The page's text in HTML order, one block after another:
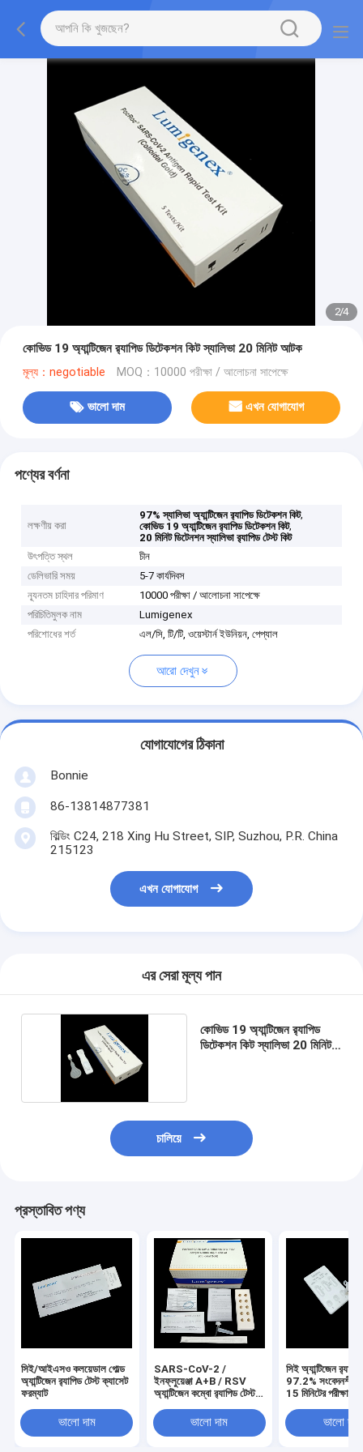
2/4
কোভিড 19 অ্যান্টিজেন র‍্যাপিড ডিটেকশন কিট স্যালিভা 20 মিনিট আটক
মূল্য：negotiable MOQ：10000 পরীক্ষা / আলোচনা সাপেক্ষে
ভালো দাম এখন যোগাযোগ
পণ্যের বর্ণনা
লক্ষণীয় করা
97% স্যালিভা অ্যান্টিজেন র‌্যাপিড ডিটেকশন কিট,
কোভিড 19 অ্যান্টিজেন র‌্যাপিড ডিটেকশন কিট,
20 মিনিট ডিটেনশন স্যালিভা র‌্যাপিড টেস্ট কিট
উৎপত্তি স্থল
চীন
ডেলিভারি সময়
5-7 কার্যদিবস
ন্যূনতম চাহিদার পরিমাণ
10000 পরীক্ষা / আলোচনা সাপেক্ষে
পরিচিতিমুলক নাম
Lumigenex
পরিশোধের শর্ত
এল/সি, টি/টি, ওয়েস্টার্ন ইউনিয়ন, পেপ্যাল
আরো দেখুন
যোগাযোগের ঠিকানা
Bonnie
86-13814877381
বিল্ডিং C24, 218 Xing Hu Street, SIP, Suzhou, P.R. China
215123
এখন যোগাযোগ
এর সেরা মূল্য পান
কোভিড 19 অ্যান্টিজেন র‍্যাপিড
ডিটেকশন কিট স্যালিভা 20 মিনিট
চালিয়ে
প্রস্তাবিত পণ্য
সিই/আইএসও কলয়েডাল গোল্ড
অ্যান্টিজেন র‌্যাপিড টেস্ট ক্যাসেট
ফরম্যাট
ভালো দাম
SARS-CoV-2 /
ইনফ্লুয়েঞ্জা A+B / RSV
অ্যান্টিজেন কম্বো র‌্যাপিড টেস্ট
ভালো দাম
সিই অ্যান্টিজেন
97.2%
15 মিনিটের পরীক্ষার
ভালো দাম